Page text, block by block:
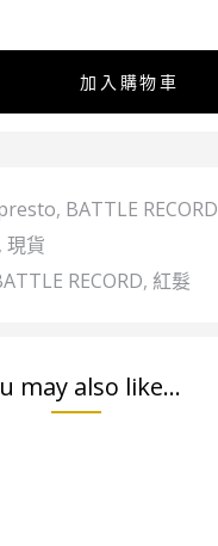
加入購物車
, BATTLE RECORD
, 現貨
RECORD, 紅髮
may also like...